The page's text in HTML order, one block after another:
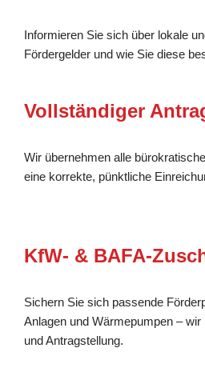
Informieren Sie sich über lokale
Fördergelder und wie Sie diese
Vollständiger
Wir übernehmen alle
eine korrekte, pünktliche
KfW- & BAFA-
Sichern Sie sich passende
Anlagen und Wärmepumpen –
und Antragstellung.